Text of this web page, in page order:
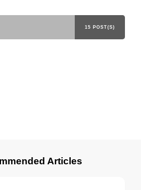
15 POST(S)
Articles